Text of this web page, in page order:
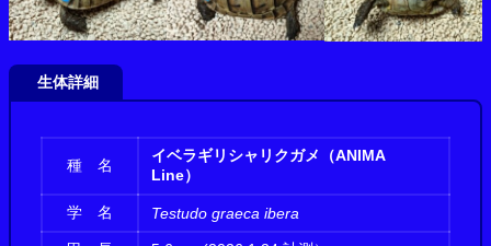
生体詳細
種 名
イベラギリシャリクガメ（ANIMA
Line）
学 名 Testudo graeca ibera